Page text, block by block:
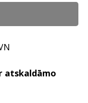
atskaldāmo